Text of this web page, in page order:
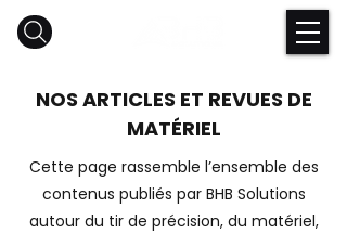
NOS ARTICLES ET REVUES DE
MATÉRIEL
Cette page rassemble l’ensemble des
contenus publiés par BHB Solutions
autour du tir de précision, du matériel,